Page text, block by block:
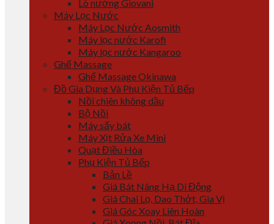
Lò nướng Giovani
Máy Lọc Nước
Máy Lọc Nước Aosmith
Máy lọc nước Karofi
Máy lọc nước Kangaroo
Ghế Massage
Ghế Massage Okinawa
Đồ Gia Dụng Và Phụ Kiện Tủ Bếp
Nồi chiên không dầu
Bộ Nồi
Máy sấy bát
Máy Xịt Rửa Xe Mini
Quạt Điều Hòa
Phụ Kiện Tủ Bếp
Bản Lề
Giá Bát Nâng Hạ Di Động
Giá Chai Lọ, Dao Thớt, Gia Vị
Giá Góc Xoay Liên Hoàn